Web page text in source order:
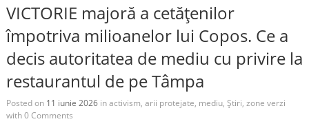
VICTORIE majoră a cetățenilor
împotriva milioanelor lui Copos. Ce a
decis autoritatea de mediu cu privire la
restaurantul de pe Tâmpa
Posted on 11 iunie 2026inactivism, arii protejate, mediu, Știri, zone verzi
with0 Comments